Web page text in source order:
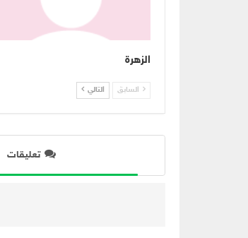
الزهرة
السابق التالي
تعليقات